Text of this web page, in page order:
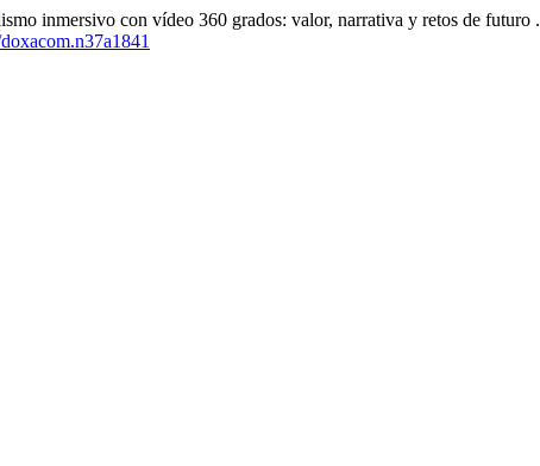
inmersivo con vídeo 360 grados: valor, narrativa y retos de futuro .